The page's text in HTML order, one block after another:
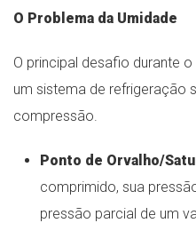
O Problema da Umidade
O principal desafio durante
um sistema de refrigeração
compressão.
Ponto de Orvalho/
comprimido, sua
pressão parcial de um